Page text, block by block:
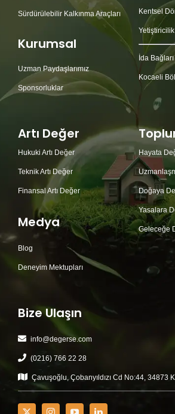
Sürdürülebilir Kalkınma Araçları
Kurumsal
Uzman Paydaşlarımız
Sponsorluklar
Kentsel
İda Bağları
Kocaeli
Artı Değer
Hukuki Artı Değer
Teknik Artı Değer
Finansal Artı Değer
Medya
Blog
Deneyim Mektupları
Hayata
Doğaya
Yasalara
Geleceğe
Bize Ulaşın
info@degerse.com
(0216) 766 22 28
Çavuşoğlu, Çobanyıldızı Cd No:44, 34873